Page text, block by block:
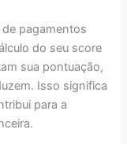
pagamentos
do seu score
sua pontuação,
Isso significa
para a